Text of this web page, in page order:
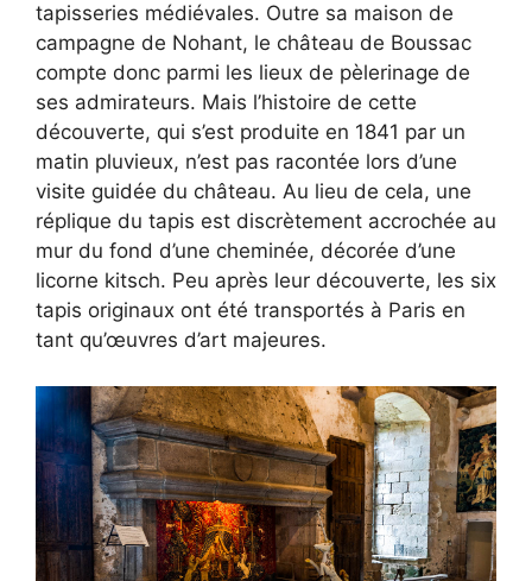
tapisseries médiévales. Outre sa maison de
campagne de Nohant, le château de Boussac
compte donc parmi les lieux de pèlerinage de
ses admirateurs. Mais l’histoire de cette
découverte, qui s’est produite en 1841 par un
matin pluvieux, n’est pas racontée lors d’une
visite guidée du château. Au lieu de cela, une
réplique du tapis est discrètement accrochée au
mur du fond d’une cheminée, décorée d’une
licorne kitsch. Peu après leur découverte, les six
tapis originaux ont été transportés à Paris en
tant qu’œuvres d’art majeures.